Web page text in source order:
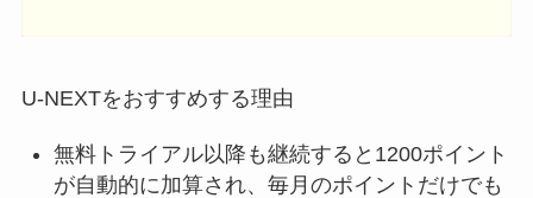
U-NEXTをおすすめする理由
無料トライアル以降も継続すると1200ポイント
が自動的に加算され、毎月のポイントだけでも